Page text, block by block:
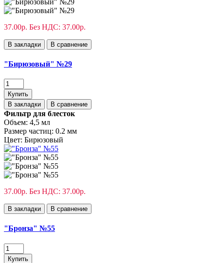
37.00р. Без НДС: 37.00р.
В закладки В сравнение
"Бирюзовый" №29
Купить
В закладки
В сравнение
Фильтр для блесток
Объем: 4,5 мл
Размер частиц: 0.2 мм
Цвет: Бирюзовый
37.00р. Без НДС: 37.00р.
В закладки В сравнение
"Бронза" №55
Купить